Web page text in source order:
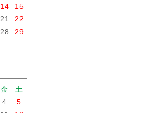
14
15
21
22
28
29
金
土
4
5